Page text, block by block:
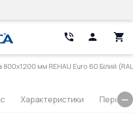
800x1200 мм REHAU Euro 60 Білий
Характеристики